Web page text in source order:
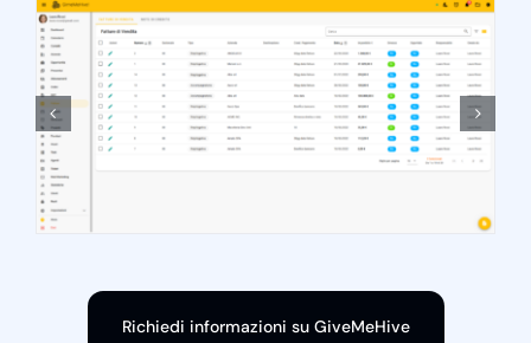
Richiedi informazioni su GiveMeHive